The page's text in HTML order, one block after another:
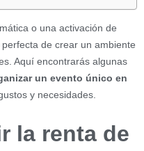
o una activación de
de crear un ambiente
Aquí encontrarás algunas
un evento único en
y necesidades.
la renta de